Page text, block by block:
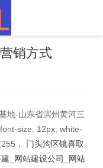
销方式
地-山东省滨州黄河三
size: 12px; white-
， 门头沟区镜喜取
_网站建设公司_网站